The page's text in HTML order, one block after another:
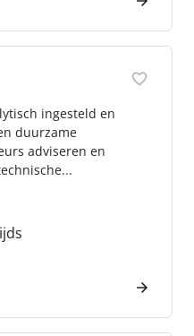
ingesteld en
duurzame
adviseren en